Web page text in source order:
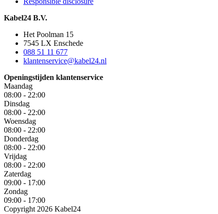
Kabel24 B.V.
Het Poolman 15
7545 LX Enschede
088 51 11 677
klantenservice@kabel24.nl
Openingstijden klantenservice
Maandag
08:00 - 22:00
Dinsdag
08:00 - 22:00
Woensdag
08:00 - 22:00
Donderdag
08:00 - 22:00
Vrijdag
08:00 - 22:00
Zaterdag
09:00 - 17:00
Zondag
09:00 - 17:00
Copyright 2026 Kabel24